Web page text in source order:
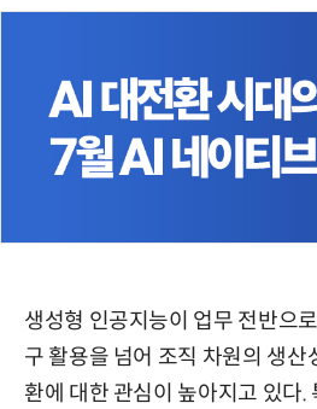
생성형 인공지능이 업무 전반으
구 활용을 넘어 조직 차원의 생산
환에 대한 관심이 높아지고 있다.